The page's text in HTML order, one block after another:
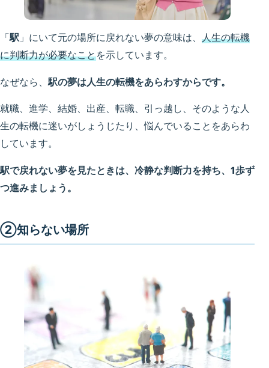
「駅 」にいて元の場所に戻れない夢の意味は、 人生の転機
に判断力が必要なことを示しています。
なぜなら、 駅の夢は人生の転機をあらわすからです。
就職、進学、結婚、出産、転職、引っ越し、そのような人
生の転機に迷いがしょうじたり、悩んでいることをあらわ
しています。
駅で戻れない夢を見たときは、冷静な判断力を持ち、1歩ず
つ進みましょう。
②知らない場所